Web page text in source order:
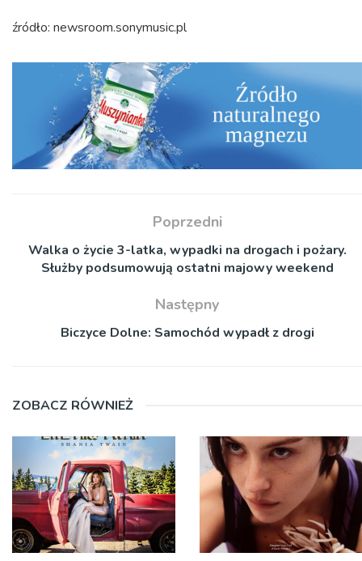
źródło: newsroom.sonymusic.pl
Poprzedni
Walka o życie 3-latka, wypadki na drogach i pożary.
Służby podsumowują ostatni majowy weekend
Następny
Biczyce Dolne: Samochód wypadł z drogi
ZOBACZ RÓWNIEŻ